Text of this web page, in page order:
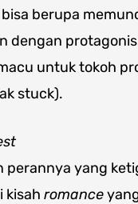
berupa
dengan
untuk tokoh
stuck).
perannya yang
kisah romance